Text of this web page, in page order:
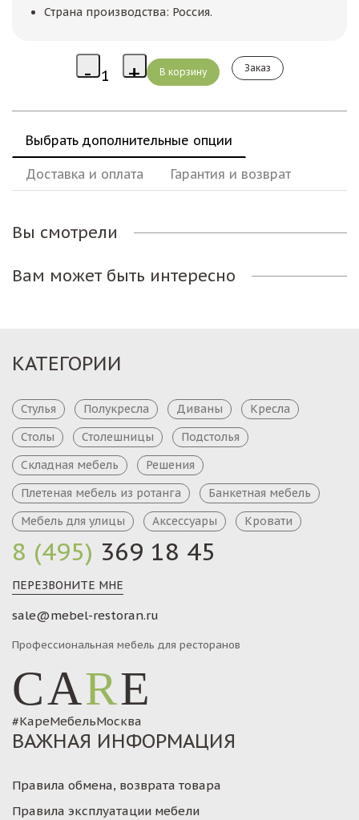
Страна производства: Россия.
Заказ
Выбрать дополнительные опции
Доставка и оплата Гарантия и возврат
Вы смотрели
Вам может быть интересно
8 (495) 369 18 45
ПЕРЕЗВОНИТЕ МНЕ
sale@mebel-restoran.ru
Профессиональная мебель для ресторанов
CARE
#КареМебельМосква
КАТЕГОРИИ
Стулья Полукресла Диваны
Кресла
Столы
Столешницы
Подстолья
Складная мебель
Решения
Плетеная мебель из ротанга
Банкетная мебель
Мебель для улицы
Аксессуары Кровати
ВАЖНАЯ ИНФОРМАЦИЯ
Правила обмена, возврата товара
Правила эксплуатации мебели